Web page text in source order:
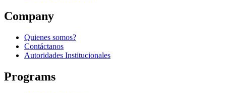
Company
Quienes somos?
Contáctanos
Autoridades Institucionales
Programs